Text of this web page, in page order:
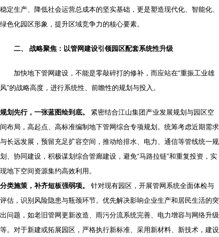
稳定生产、降低社会运营总成本的坚实基础，更是塑造现代化、智能化、
绿色化园区形象，提升区域竞争力的核心要素。
二、 战略聚焦：以管网建设引领园区配套系统性升级
加快地下管网建设，不能是零敲碎打的修补，而应站在“重振工业雄
风”的战略高度，进行系统性、前瞻性的规划与投入。
规划先行，一张蓝图绘到底。
紧密结合江山集团产业发展规划与园区空
间布局，高起点、高标准编制地下管网综合专项规划。统筹考虑近期需求
与长远发展，预留充足扩容空间，推动给排水、电力、通信等管线统一规
划、协同建设，积极谋划综合管廊建设，避免“马路拉链”和重复投资，实
现地下空间资源集约高效利用。
分类施策，补齐短板强弱项。
针对现有园区，开展管网系统全面体检与
评估，识别风险隐患与瓶颈环节。优先解决影响企业生产和居民生活的突
出问题，如老旧管网更新改造、雨污分流系统完善、电力增容与网络升级
等。对于新建或拓展园区，严格执行新标准、采用新材料、新技术，建设